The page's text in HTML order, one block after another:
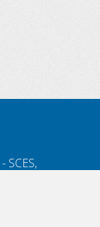
SCES,